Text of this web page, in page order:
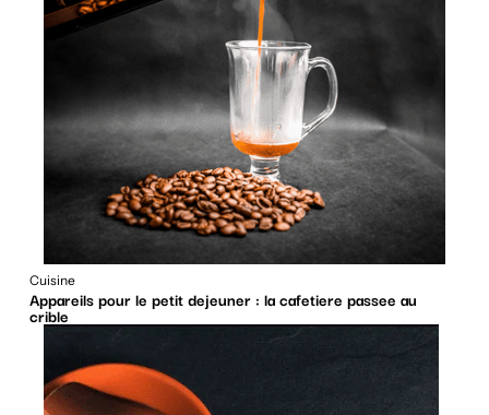
Cuisine
Appareils pour le petit dejeuner : la cafetiere passee au
crible